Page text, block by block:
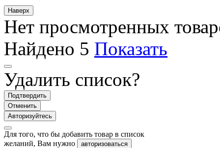
Наверх
Нет просмотренных
Найдено 5 Показать
Удалить список?
Подтвердить
Отменить
Авторизуйтесь
Для того, что бы добавить товар в список
желаний, Вам нужно
авторизоваться